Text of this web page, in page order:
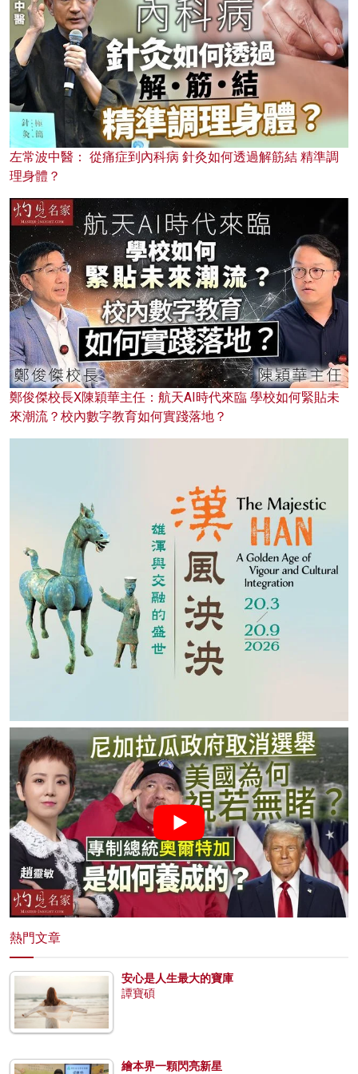
左常波中醫： 從痛症到內科病 針灸如何透過解筋結 精準調
理身體？
鄭俊傑校長X陳穎華主任：航天AI時代來臨 學校如何緊貼未
來潮流？校內數字教育如何實踐落地？
熱門文章
安心是人生最大的寶庫
譚寶碩
繪本界一顆閃亮新星